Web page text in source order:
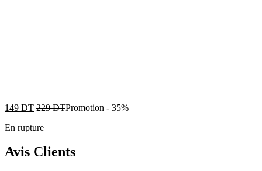
149 DT 229DTPromotion - 35%
En rupture
Avis Clients